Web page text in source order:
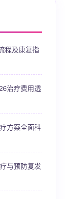
程及康复指
治疗费用透
方案全面科
与预防复发